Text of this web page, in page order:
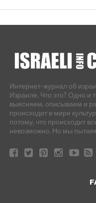
Интернет-журнал об
Израиле. Что это? Одно и
выясняем, описываем и
происходит в мире
потому, что происходит
невозможно. Но мы